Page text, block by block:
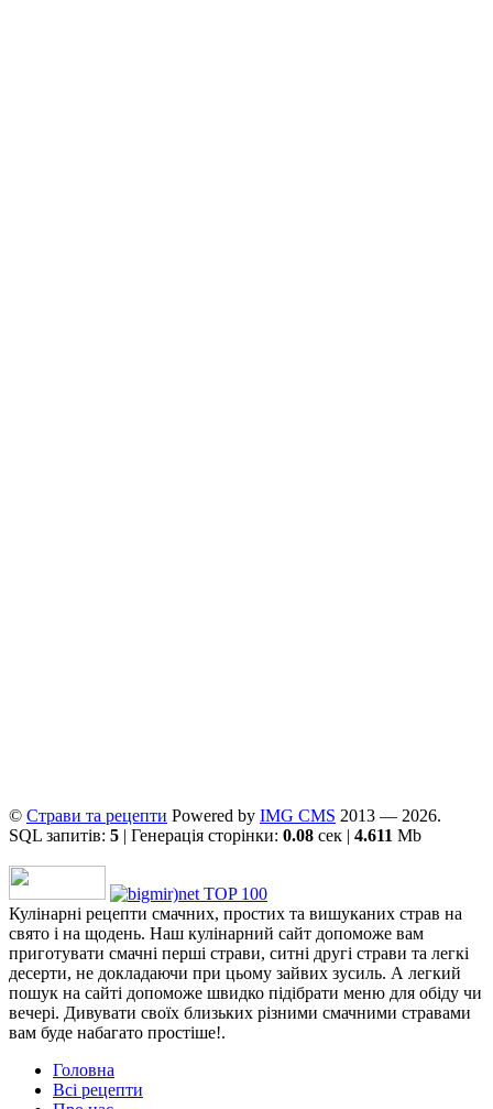
© Страви та рецепти Powered by ІMG CMS 2013 — 2026.
SQL запитів: 5 | Генерація сторінки: 0.08 сек | 4.611 Mb
Кулінарні рецепти смачних, простих та вишуканих страв на
свято і на щодень. Наш кулінарний сайт допоможе вам
приготувати смачні перші страви, ситні другі страви та легкі
десерти, не докладаючи при цьому зайвих зусиль. А легкий
пошук на сайті допоможе швидко підібрати меню для обіду чи
вечері. Дивувати своїх близьких різними смачними стравами
вам буде набагато простіше!.
Головна
Всі рецепти